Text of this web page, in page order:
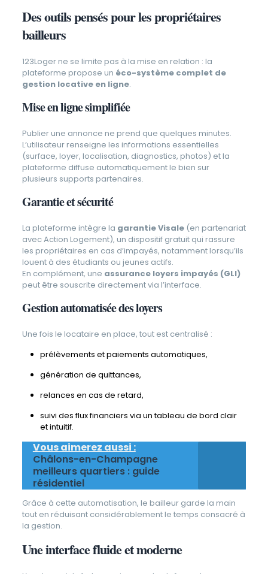
Des outils pensés pour les propriétaires
bailleurs
123Loger ne se limite pas à la mise en relation : la
plateforme propose un éco-système complet de
gestion locative en ligne.
Mise en ligne simplifiée
Publier une annonce ne prend que quelques minutes.
L’utilisateur renseigne les informations essentielles
(surface, loyer, localisation, diagnostics, photos) et la
plateforme diffuse automatiquement le bien sur
plusieurs supports partenaires.
Garantie et sécurité
La plateforme intègre la garantie Visale(en partenariat
avec Action Logement), un dispositif gratuit qui rassure
les propriétaires en cas d’impayés, notamment lorsqu’ils
louent à des étudiants ou jeunes actifs.
En complément, une assurance loyers impayés (GLI)
peut être souscrite directement via l’interface.
Gestion automatisée des loyers
Une fois le locataire en place, tout est centralisé :
prélèvements et paiements automatiques,
génération de quittances,
relances en cas de retard,
suivi des flux financiers via un tableau de bord clair
et intuitif.
Vous aimerez aussi :
Châlons-en-Champagne
meilleurs quartiers : guide
résidentiel
Grâce à cette automatisation, le bailleur garde la main
tout en réduisant considérablement le temps consacré à
la gestion.
Une interface fluide et moderne